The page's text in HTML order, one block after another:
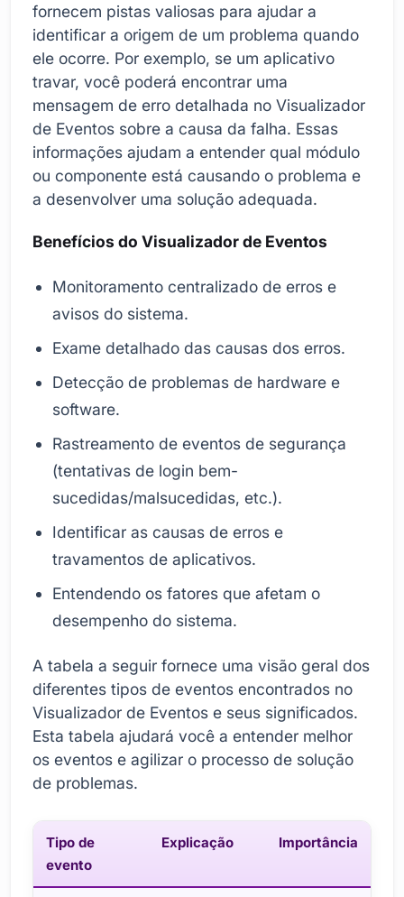
fornecem pistas valiosas para ajudar a
identificar a origem de um problema quando
ele ocorre. Por exemplo, se um aplicativo
travar, você poderá encontrar uma
mensagem de erro detalhada no Visualizador
de Eventos sobre a causa da falha. Essas
informações ajudam a entender qual módulo
ou componente está causando o problema e
a desenvolver uma solução adequada.
Benefícios do Visualizador de Eventos
Monitoramento centralizado de erros e
avisos do sistema.
Exame detalhado das causas dos erros.
Detecção de problemas de hardware e
software.
Rastreamento de eventos de segurança
(tentativas de login bem-
sucedidas/malsucedidas, etc.).
Identificar as causas de erros e
travamentos de aplicativos.
Entendendo os fatores que afetam o
desempenho do sistema.
A tabela a seguir fornece uma visão geral dos
diferentes tipos de eventos encontrados no
Visualizador de Eventos e seus significados.
Esta tabela ajudará você a entender melhor
os eventos e agilizar o processo de solução
de problemas.
Tipo de
evento
Explicação Importância